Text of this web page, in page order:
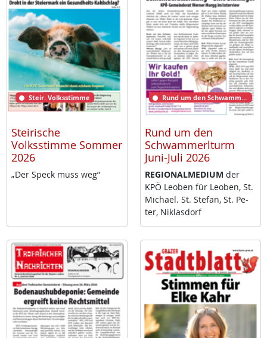
Steir. Volksstimme
Steirische
Volksstimme Sommer
2026
„Der Speck muss weg”
Rund um den Schwammerlturm
Rund um den
Schwammerlturm
Juni-Juli 2026
RE­GIO­NAL­ME­DI­UM der
KPÖ Leo­ben für Leo­ben, St.
Mi­cha­el. St. Ste­fan, St. Pe­
ter, Niklas­dorf